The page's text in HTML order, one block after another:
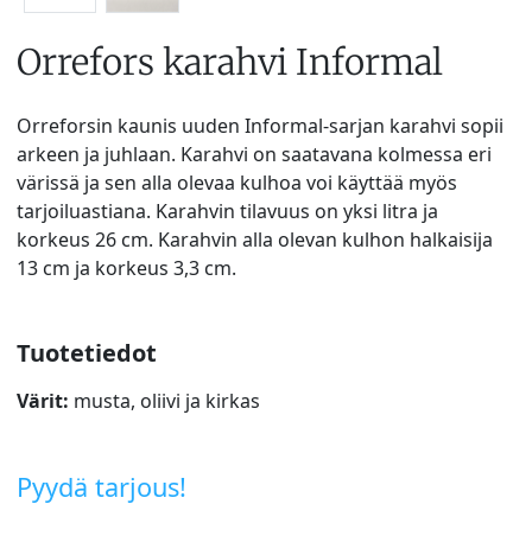
Orrefors karahvi Informal
Orreforsin kaunis uuden Informal-sarjan karahvi sopii
arkeen ja juhlaan. Karahvi on saatavana kolmessa eri
värissä ja sen alla olevaa kulhoa voi käyttää myös
tarjoiluastiana. Karahvin tilavuus on yksi litra ja
korkeus 26 cm. Karahvin alla olevan kulhon halkaisija
13 cm ja korkeus 3,3 cm.
Tuotetiedot
Värit: musta, oliivi ja kirkas
Pyydä tarjous!